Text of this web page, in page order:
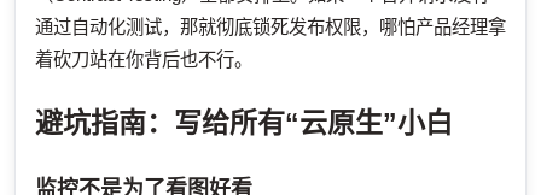
通过自动化测试，那就彻底锁死发布权限，哪怕产品经理拿
着砍刀站在你背后也不行。
避坑指南：写给所有“云原生”小白
监控不是为了看图好看